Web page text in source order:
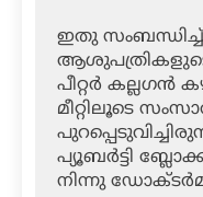
ഇതു
പീറ്റര്‍ കല്ലഗന്‍
മീറ്റിലൂടെ
പ്യൂബര്‍ട്ടി
നിന്നു